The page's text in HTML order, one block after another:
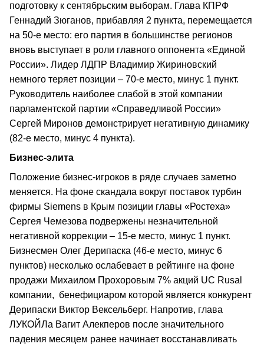
подготовку к сентябрьским выборам. Глава КПРФ
Геннадий Зюганов, прибавляя 2 пункта, перемещается
на 50-е место: его партия в большинстве регионов
вновь выступает в роли главного оппонента «Единой
России». Лидер ЛДПР Владимир Жириновский
немного теряет позиции – 70-е место, минус 1 пункт.
Руководитель наиболее слабой в этой компании
парламентской партии «Справедливой России»
Сергей Миронов демонстрирует негативную динамику
(82-е место, минус 4 пункта).
Бизнес-элита
Положение бизнес-игроков в ряде случаев заметно
меняется. На фоне скандала вокруг поставок турбин
фирмы Siemens в Крым позиции главы «Ростеха»
Сергея Чемезова подвержены незначительной
негативной коррекции – 15-е место, минус 1 пункт.
Бизнесмен Олег Дерипаска (46-е место, минус 6
пунктов) несколько ослабевает в рейтинге на фоне
продажи Михаилом Прохоровым 7% акций UC Rusal
компании, бенефициаром которой является конкурент
Дерипаски Виктор Вексельберг. Напротив, глава
ЛУКОЙЛа Вагит Алекперов после значительного
падения месяцем ранее начинает восстанавливать